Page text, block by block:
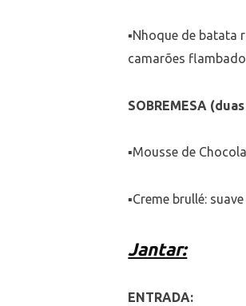
▪Nhoque de batata
camarões
SOBREMESA
▪Mousse de
▪Creme brullé:
Jantar:
ENTRADA: